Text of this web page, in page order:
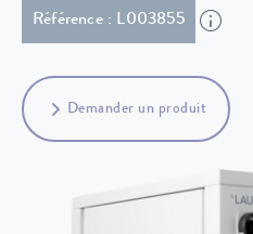
Référence : L003855
Demander un produit